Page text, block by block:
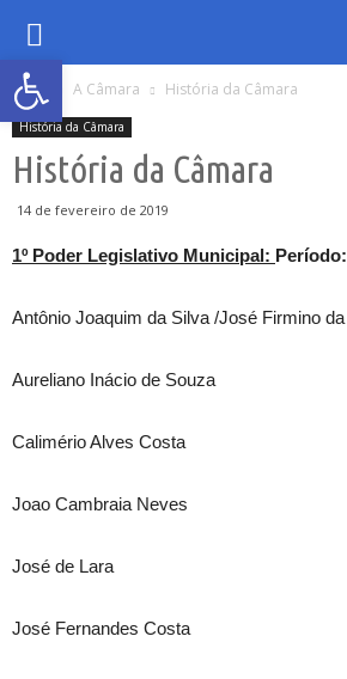
Abrir a barra de
Inicio A Câmara História da Câmara
História da Câmara
História da Câmara
14 de fevereiro de 2019
1º Poder Legislativo Municipal:
Antônio Joaquim da Silva /José Firmino
Aureliano Inácio de Souza
Calimério Alves Costa
Joao Cambraia Neves
José de Lara
José Fernandes Costa